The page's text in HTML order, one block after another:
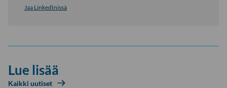
Jaa LinkedInissä
Lue lisää
Kaikki uutiset